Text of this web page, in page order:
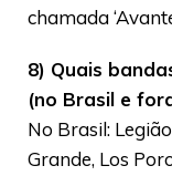
chamada
8) Quais
(no Brasil e
No Brasil:
Grande, Los